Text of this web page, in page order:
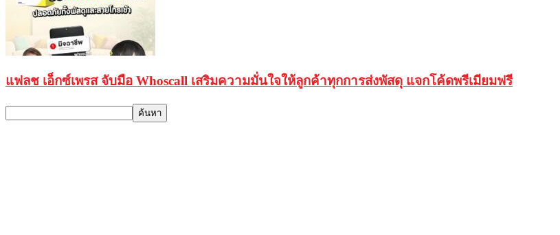
แฟลช เอ็กซ์เพรส จับมือ Whoscall เสริมความมั่นใจให้ลูกค้าทุกการส่งพัสดุ แจกโค้ดพรีเมียมฟรี